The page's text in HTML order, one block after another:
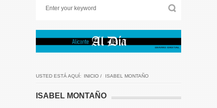
USTED ESTÁ AQUÍ: INICIO / ISABEL MONTAÑO
ISABEL MONTAÑO